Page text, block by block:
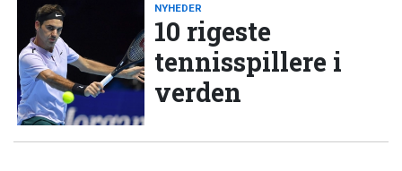
NYHEDER
10 rigeste
tennisspillere i
verden